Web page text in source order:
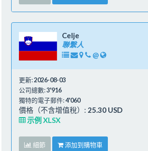
Celje
聯繫人
@
更新:2026-08-03
公司總數:3'916
獨特的電子郵件:4'060
價格（不含增值稅）: 25.30 USD
示例 XLSX
細節 添加到購物車